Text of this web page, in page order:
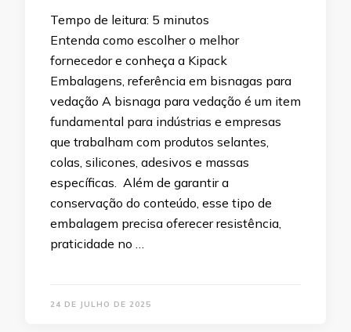
Tempo de leitura: 5 minutos
Entenda como escolher o melhor
fornecedor e conheça a Kipack
Embalagens, referência em bisnagas para
vedação A bisnaga para vedação é um item
fundamental para indústrias e empresas
que trabalham com produtos selantes,
colas, silicones, adesivos e massas
específicas. Além de garantir a
conservação do conteúdo, esse tipo de
embalagem precisa oferecer resistência,
praticidade no …
24 DE JULHO DE 2025